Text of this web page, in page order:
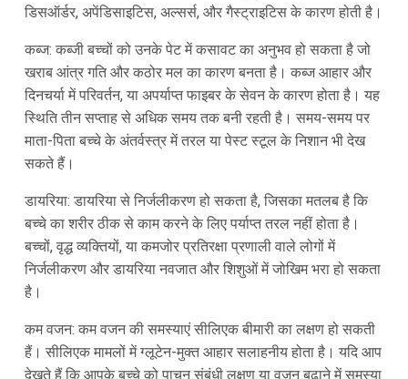
डिसऑर्डर, अपेंडिसाइटिस, अल्सर्स, और गैस्ट्राइटिस के कारण होती है।
कब्ज: कब्जी बच्चों को उनके पेट में कसावट का अनुभव हो सकता है जो
खराब आंत्र गति और कठोर मल का कारण बनता है। कब्ज आहार और
दिनचर्या में परिवर्तन, या अपर्याप्त फाइबर के सेवन के कारण होता है। यह
स्थिति तीन सप्ताह से अधिक समय तक बनी रहती है। समय-समय पर
माता-पिता बच्चे के अंतर्वस्त्र में तरल या पेस्ट स्टूल के निशान भी देख
सकते हैं।
डायरिया: डायरिया से निर्जलीकरण हो सकता है, जिसका मतलब है कि
बच्चे का शरीर ठीक से काम करने के लिए पर्याप्त तरल नहीं होता है।
बच्चों, वृद्ध व्यक्तियों, या कमजोर प्रतिरक्षा प्रणाली वाले लोगों में
निर्जलीकरण और डायरिया नवजात और शिशुओं में जोखिम भरा हो सकता
है।
कम वजन: कम वजन की समस्याएं सीलिएक बीमारी का लक्षण हो सकती
हैं। सीलिएक मामलों में ग्लूटेन-मुक्त आहार सलाहनीय होता है। यदि आप
देखते हैं कि आपके बच्चे को पाचन संबंधी लक्षण या वजन बढ़ाने में समस्या